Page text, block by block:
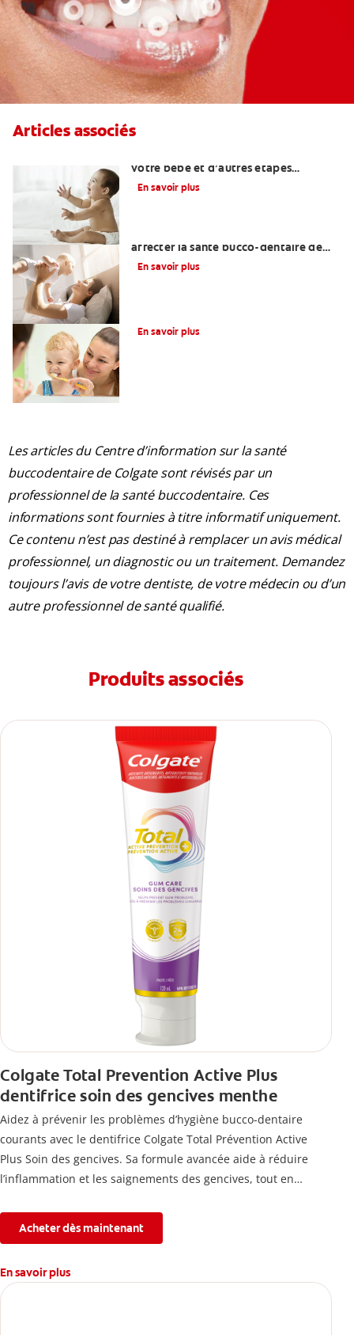
Articles associés
votre bébé et d’autres étapes
importantes?
En savoir plus
affecter la santé bucco-dentaire de
votre bébé?
En savoir plus
En savoir plus
Les articles du Centre d’information sur la santé
buccodentaire de Colgate sont révisés par un
professionnel de la santé buccodentaire. Ces
informations sont fournies à titre informatif uniquement.
Ce contenu n’est pas destiné à remplacer un avis médical
professionnel, un diagnostic ou un traitement. Demandez
toujours l’avis de votre dentiste, de votre médecin ou d’un
autre professionnel de santé qualifié.
Produits associés
Colgate Total Prevention Active Plus
dentifrice soin des gencives menthe
Aidez à prévenir les problèmes d’hygiène bucco-dentaire
courants avec le dentifrice Colgate Total Prévention Active
Plus Soin des gencives. Sa formule avancée aide à réduire
l’inflammation et les saignements des gencives, tout en
l’érosion de l’émail.
Acheter dès maintenant
En savoir plus